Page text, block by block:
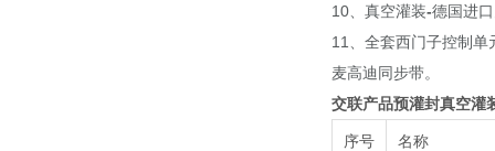
10、真空灌装-德国进
11、全套西门子控制
麦高迪同步带。
交联产品预灌封真空灌
序号 名称